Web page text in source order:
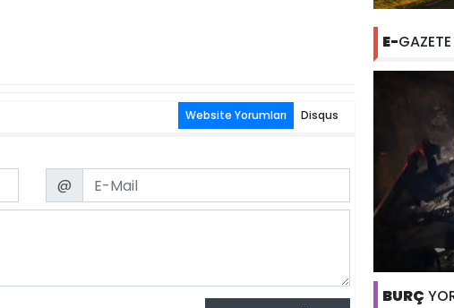
Website Yorumları Disqus
Email
@
E-GAZETE
BURÇ